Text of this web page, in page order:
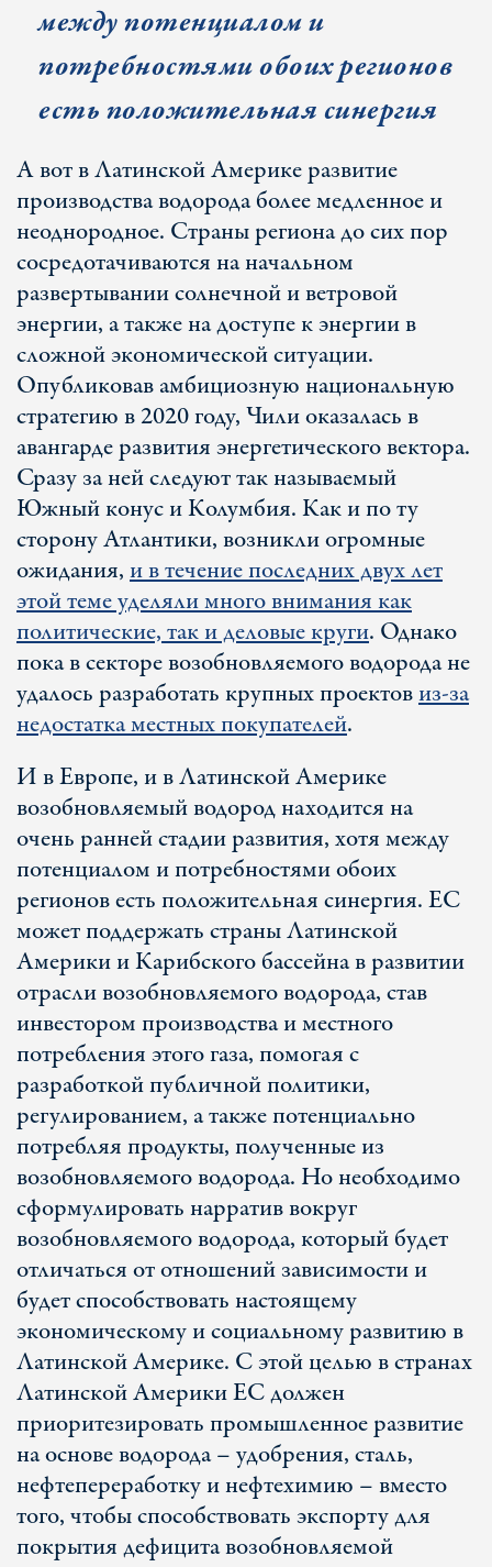
между потенциалом и
потребностями обоих регионов
есть положительная синергия
А вот в Латинской Америке развитие
производства водорода более медленное и
неоднородное. Страны региона до сих пор
сосредотачиваются на начальном
развертывании солнечной и ветровой
энергии, а также на доступе к энергии в
сложной экономической ситуации.
Опубликовав амбициозную национальную
стратегию в 2020 году, Чили оказалась в
авангарде развития энергетического вектора.
Сразу за ней следуют так называемый
Южный конус и Колумбия. Как и по ту
сторону Атлантики, возникли огромные
ожидания,и в течение последних двух лет
этой теме уделяли много внимания как
политические, так и деловые круги. Однако
пока в секторе возобновляемого водорода не
удалось разработать крупных проектовиз-за
недостатка местных покупателей.
И в Европе, и в Латинской Америке
возобновляемый водород находится на
очень ранней стадии развития, хотя между
потенциалом и потребностями обоих
регионов есть положительная синергия. ЕС
может поддержать страны Латинской
Америки и Карибского бассейна в развитии
отрасли возобновляемого водорода, став
инвестором производства и местного
потребления этого газа, помогая с
разработкой публичной политики,
регулированием, а также потенциально
потребляя продукты, полученные из
возобновляемого водорода. Но необходимо
сформулировать нарратив вокруг
возобновляемого водорода, который будет
отличаться от отношений зависимости и
будет способствовать настоящему
экономическому и социальному развитию в
Латинской Америке. С этой целью в странах
Латинской Америки ЕС должен
приоритезировать промышленное развитие
на основе водорода – удобрения, сталь,
нефтепереработку и нефтехимию – вместо
того, чтобы способствовать экспорту для
покрытия дефицита возобновляемой